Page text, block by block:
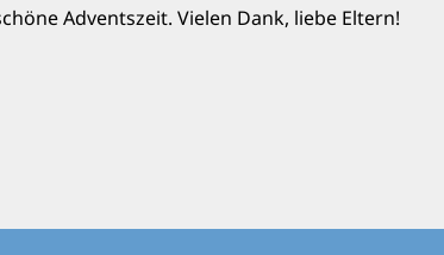
Adventszeit. Vielen Dank, liebe Eltern!